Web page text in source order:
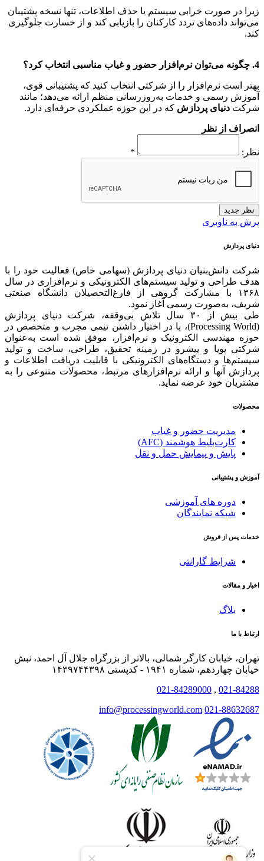
زیرا در صورت خرابی سیستم یا حذف اطلاعات، تنها نسخه پشتیبان
می‌تواند داده‌های تردد کارکنان را بازیابی کند و از خسارت جلوگیری
کند.
4. چگونه می‌توان نرم‌افزار حضور و غیاب مناسبی انتخاب کرد؟
بهتر است نرم‌افزار را از شرکتی انتخاب کنید که پشتیبانی قوی،
آموزش رسمی و خدمات به‌روزرسانی منظم ارائه می‌دهد؛ مانند
شرکت دنیای پردازش که در این حوزه عملکردی حرفه‌ای دارد.
انصراف از نظر
نظر: *
نظر جدید
پرش به ناوبری
دنیای پردازش
شرکت دانش‌بنیان دنیای پردازش (سهامی خاص) فعالیت خود را با
هدف طراحی و تولید سیستم‌های الکترونیکی و نرم‌افزاری در سال
۱۳۶۸ با مشارکت گروهی از فارغ‌التحصیلان دانشگاه صنعتی
شریف، به‌صورت رسمی آغاز نمود.
طی بیش از ۳۰ سال تلاش بی‌وقفه، شرکت دنیای پردازش
(Processing World)، با در اختیار داشتن تیمی مجرب و متخصص در
حوزه مهندسی الکترونیک و نرم‌افزار، موفق شده است به‌عنوان
شرکتی پویا و پیشرو در زمینه‌ تحقیق، طراحی، ساخت و تولید
سیستم‌ها و دستگاه‌های الکترونیکی با قابلیت دریافت اطلاعات و
پردازش آنها و ارائه‌ نرم‌افزارهای مرتبط، محصولات متنوعی را به
مشتریان خود عرضه نماید.
محصولات
مدیریت حضور و غیاب
کارت‌بلیط هوشمند (AFC)
پایش و پیمایش حمل و نقل
آموزش و پشتیبانی
دوره های آموزشی
شبکه نمایندگان
خدمات پس از فروش
شرایط گارانتی
اخبار و مقالات
بلاگ
ارتباط با ما
تهران، خیابان کارگر شمالی، بالاتر از بزرگراه جلال آل احمد، نبش
خیابان چهاردهم، شماره ۱۹۴۱ - کدپستی ۱۴۳۹۷۴۴۳۹۸
021-84288
,
021-84289000
021-88632687
info@processingworld.com